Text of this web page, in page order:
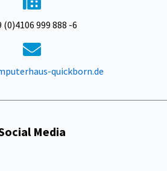
(0)4106 999 888 -6
quickborn.de
Media